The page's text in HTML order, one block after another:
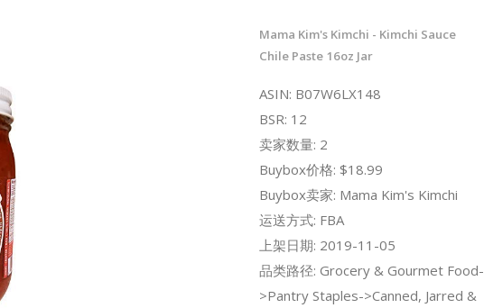
Mama Kim's Kimchi - Kimchi Sauce
Chile Paste 16oz Jar
ASIN: B07W6LX148
BSR: 12
卖家数量: 2
Buybox价格: $18.99
Buybox卖家: Mama Kim's Kimchi
运送方式: FBA
上架日期: 2019-11-05
品类路径: Grocery & Gourmet Food-
>Pantry Staples->Canned, Jarred &